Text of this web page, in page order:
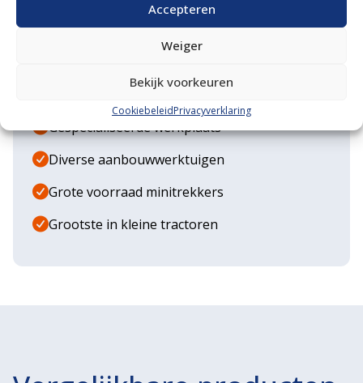
Accepteren
Weiger
Bekijk voorkeuren
CookiebeleidPrivacyverklaring
Waarom VM Service
Eigen transportservice
Gespecialiseerde werkplaats
Diverse aanbouwwerktuigen
Grote voorraad minitrekkers
Grootste in kleine tractoren